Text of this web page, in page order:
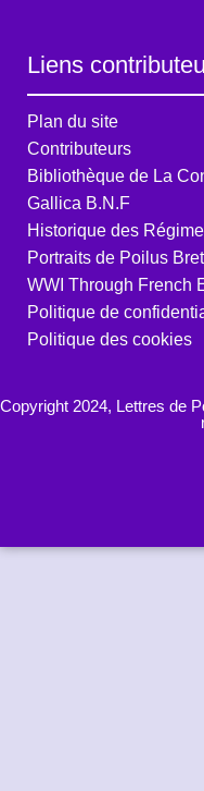
Liens
Plan du site
Contributeurs
Bibliothèque de La
Gallica B.N.F
Historique des
Portraits de Poilus
WWI Through French
Politique de
Politique des cookies
Copyright 2024, Lettres de